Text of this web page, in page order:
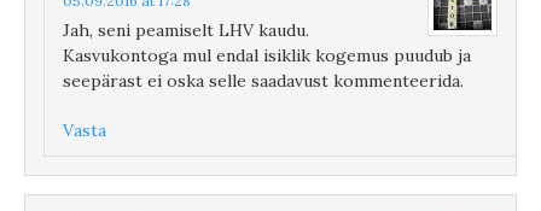
Jah, seni peamiselt LHV kaudu.
Kasvukontoga mul endal isiklik kogemus puudub ja
seepärast ei oska selle saadavust kommenteerida.
Vasta